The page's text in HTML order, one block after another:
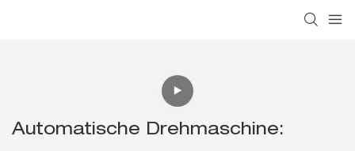
Automatische Drehmaschine: